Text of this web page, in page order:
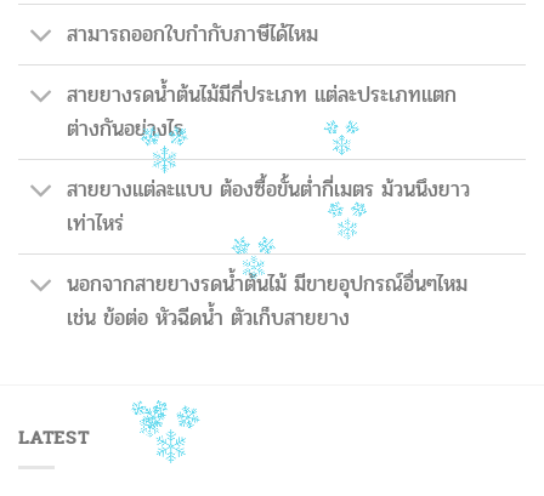
สามารถออกใบกำกับภาษีได้ไหม
สายยางรดน้ำต้นไม้มีกี่ประเภท แต่ละประเภทแตก
ต่างกันอย่างไร
สายยางแต่ละแบบ ต้องซื้อขั้นต่ำกี่เมตร ม้วนนึงยาว
เท่าไหร่
นอกจากสายยางรดน้ำต้นไม้ มีขายอุปกรณ์อื่นๆไหม
เช่น ข้อต่อ หัวฉีดน้ำ ตัวเก็บสายยาง
LATEST